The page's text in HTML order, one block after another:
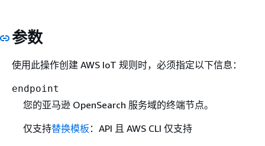
参数
使用此操作创建 AWS IoT 规则时，必须指定以下信息：
endpoint
您的亚马逊 OpenSearch 服务域的终端节点。
仅支持替换模板 ：API 且 AWS CLI 仅支持